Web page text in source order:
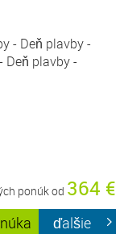
- Deň plavby -
Deň plavby -
ponúk od 364 €
ďalšie